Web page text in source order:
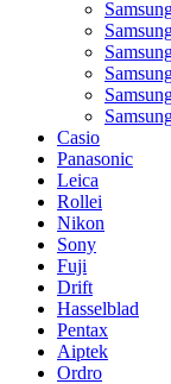
Casio
Panasonic
Leica
Rollei
Nikon
Sony
Fuji
Drift
Hasselblad
Pentax
Aiptek
Ordro